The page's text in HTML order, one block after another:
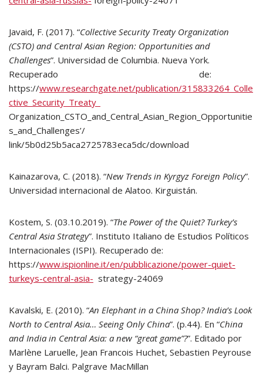
Javaid, F. (2017). “Collective Security Treaty Organization
(CSTO) and Central Asian Region: Opportunities and
Challenges”. Universidad de Columbia. Nueva York.
Recuperado de:
https://www.researchgate.net/publication/315833264_Colle
ctive_Security_Treaty_
Organization_CSTO_and_Central_Asian_Region_Opportunitie
s_and_Challenges’/
link/5b0d25b5aca2725783eca5dc/download
Kainazarova, C. (2018). “New Trends in Kyrgyz Foreign Policy”.
Universidad internacional de Alatoo. Kirguistán.
Kostem, S. (03.10.2019). “The Power of the Quiet? Turkey’s
Central Asia Strategy”. Instituto Italiano de Estudios Políticos
Internacionales (ISPI). Recuperado de:
https://www.ispionline.it/en/pubblicazione/power-quiet-
turkeys-central-asia- strategy-24069
Kavalski, E. (2010). “An Elephant in a China Shop? India’s Look
North to Central Asia… Seeing Only China”. (p.44). En “China
and India in Central Asia: a new “great game”?”. Editado por
Marlène Laruelle, Jean Francois Huchet, Sebastien Peyrouse
y Bayram Balci. Palgrave MacMillan